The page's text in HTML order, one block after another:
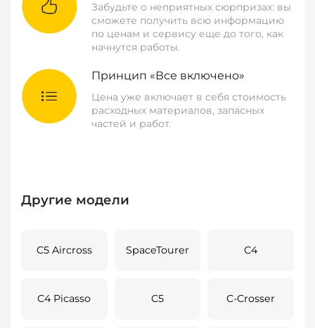
Забудьте о неприятных сюрпризах: вы
сможете получить всю информацию
по ценам и сервису еще до того, как
начнутся работы.
Принцип «Все включено»
Цена уже включает в себя стоимость
расходных материалов, запасных
частей и работ.
Другие модели
C5 Aircross SpaceTourer C4
C4 Picasso C5 C-Crosser